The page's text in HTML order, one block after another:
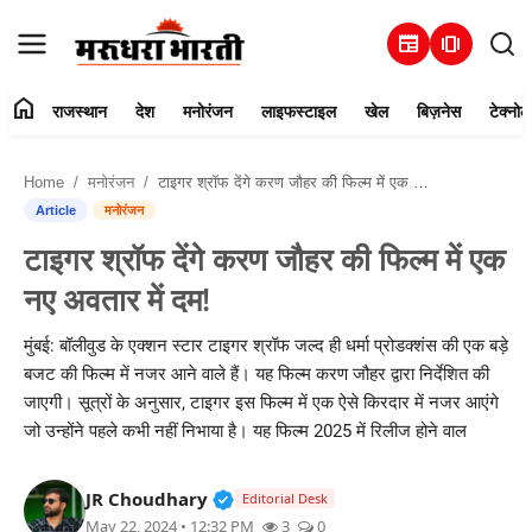
newspaper amp_stories
संपर्क करें
राजस्थान
मनोरंजन
लाइफस्टाइल
खेल
home राजस्थान देश मनोरंजन लाइफस्टाइल खेल बिज़नेस
Home मनोरंजन टाइगर श्रॉफ देंगे करण जौहर की फिल्म में एक नए अवतार में दम!
Article मनोरंजन
टाइगर श्रॉफ देंगे करण जौहर की फिल्म में एक
नए अवतार में दम!
मुंबई: बॉलीवुड के एक्शन स्टार टाइगर श्रॉफ जल्द ही धर्मा प्रोडक्शंस की एक बड़े
बजट की फिल्म में नजर आने वाले हैं। यह फिल्म करण जौहर द्वारा निर्देशित की
जाएगी। सूत्रों के अनुसार, टाइगर इस फिल्म में एक ऐसे किरदार में नजर आएंगे
जो उन्होंने पहले कभी नहीं निभाया है। यह फिल्म 2025 में रिलीज होने वाल
JR Choudhary Verified Public Figure • 30 Mar,
Editorial Desk
May 22, 2024 • 12:32 PM 3 0